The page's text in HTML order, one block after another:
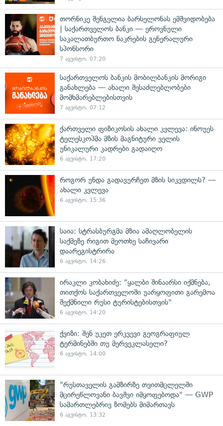
თორნიკე შენგელია ბარსელონას ემშვიდობება
| საქართველოს ბანკი — ეროვნული
საკალათბურთო ნაკრების გენერალური
სპონსორი
7 აგვისტო, 07:20
საქართველოს ბანკის მობილბანკის მორიგი
განახლება — ახალი შესაძლებლობები
მომხმარებლებისთვის
7 აგვისტო, 07:12
ქართველი ფიზიკოსის ახალი კვლევა: ინოუეს
ტელესკოპმა მზის მაგნიტური ველის
უნიკალური კადრები გადაიღო
6 აგვისტო, 17:20
როგორ უნდა გადავურჩეთ მზის სიკვდილს? —
ახალი კვლევა
6 აგვისტო, 15:36
საია: სტრასბურგმა მზია ამაღლობელის
საქმეზე რიგით მეოთხე საჩივარი
დაარეგისტრირა
6 აგვისტო, 14:26
ირაკლი კობახიძე: "ყალბი შინაარსი იქმნება,
თითქოს საქართველოში უარყოფითი გარემოა
შექმნილი რუსი ტურისტებისთვის"
6 აგვისტო, 14:20
ქვიზი: შენ უკეთ ერკვევი გეოგრაფიულ
ტერმინებში თუ მერვეკლასელი?
6 აგვისტო, 14:00
"რუსთაველის გამზირზე თვითმცლელში
მცირეწლოვანი ბავშვი იმყოფებოდა" — GWP
სამართლებრივ ზომებს მიმართავს
6 აგვისტო, 13:32